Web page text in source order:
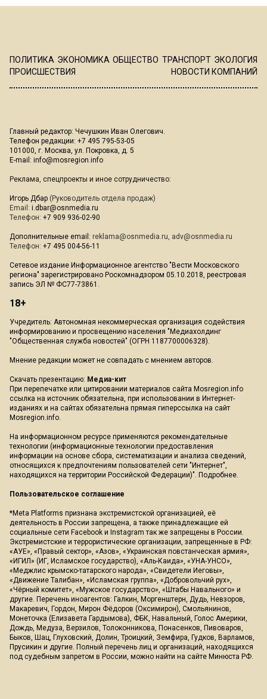
ПОЛИТИКА ЭКОНОМИКА ОБЩЕСТВО ТРАНСПОРТ ЭКОЛОГИЯ
ПРОИСШЕСТВИЯ
НОВОСТИ КОМПАНИЙ
Главный редактор: Чечушкин Иван Олегович.
Телефон редакции: +7 495 795-53-05
101000, г. Москва, ул. Покровка, д. 5
E-mail: info@mosregion.info
Реклама, спецпроекты и иное сотрудничество:
Игорь Дбар (Руководитель отдела продаж)
Email: i.dbar@osnmedia.ru
Телефон: +7 909 936-02-90
Дополнительные email: reklama@osnmedia.ru, adv@osnmedia.ru
Телефон: +7 495 004-56-11
Сетевое издание Информационное агентство "Вести Московского
региона" зарегистрировано Роскомнадзором 05.10.2018, реестровая
запись ЭЛ № ФС77-73861.
18+
Учредитель: Автономная некоммерческая организация содействия
информированию и просвещению населения "Медиахолдинг
"Общественная служба новостей" (ОГРН 1187700006328).
Мнение редакции может не совпадать с мнением авторов.
Скачать презентацию: Медиа-кит
При перепечатке или цитировании материалов сайта Mosregion.info
ссылка на источник обязательна, при использовании в Интернет-
изданиях и на сайтах обязательна прямая гиперссылка на сайт
Mosregion.info.
На информационном ресурсе применяются рекомендательные
технологии (информационные технологии предоставления
информации на основе сбора, систематизации и анализа сведений,
относящихся к предпочтениям пользователей сети "Интернет",
находящихся на территории Российской Федерации)". Подробнее.
Пользовательское соглашение
*Meta Platforms признана экстремистской организацией, её
деятельность в России запрещена, а также принадлежащие ей
социальные сети Facebook и Instagram так же запрещены в России.
Экстремистские и террористические организации, запрещенные в РФ:
«АУЕ», «Правый сектор», «Азов», «Украинская повстанческая армия»,
«ИГИЛ» (ИГ, Исламское государство), «Аль-Каида», «УНА-УНСО»,
«Меджлис крымско-татарского народа», «Свидетели Иеговы»,
«Движение Талибан», «Исламская группа», «Добровольчий рух»,
«Чёрный комитет», «Мужское государство», «Штабы Навального» и
другие. Перечень иноагентов: Галкин, Моргенштерн, Дудь, Невзоров,
Макаревич, Гордон, Мирон Фёдоров (Оксимирон), Смольянинов,
Монеточка (Елизавета Гардымова), ФБК, Навальный, Голос Америки,
Дождь, Медуза, Верзилов, Толоконникова, Понасенков, Пивоваров,
Быков, Шац, Глуховский, Долин, Троицкий, Земфира, Гудков, Варламов,
Прусикин и другие. Полный перечень лиц и организаций, находящихся
под судебным запретом в России, можно найти на сайте Минюста РФ.